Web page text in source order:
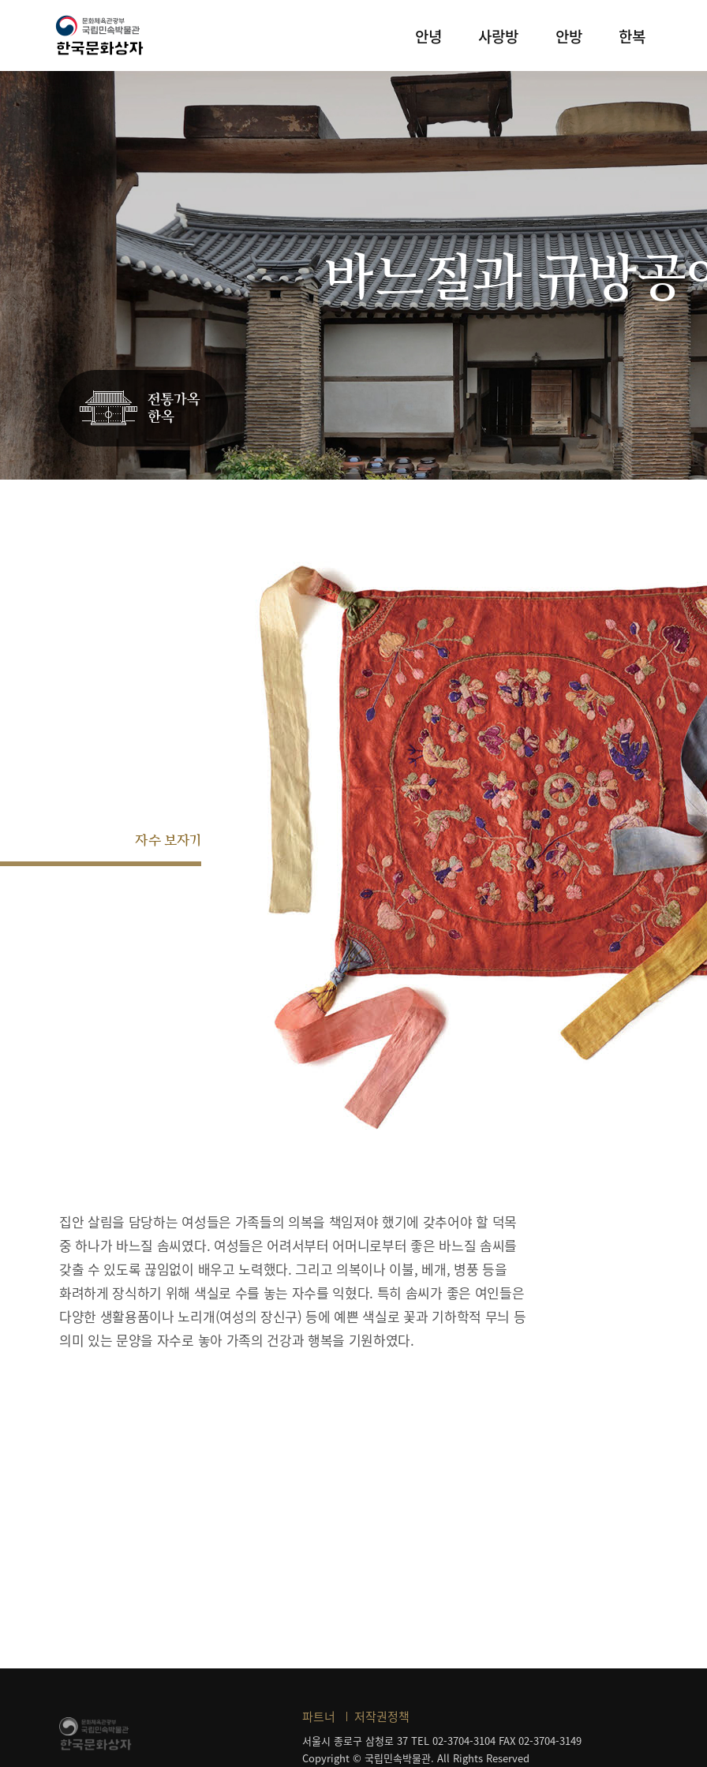
안녕 사랑방 안방 한복
바느질과 규방공
자수 보자기
집안 살림을 담당하는 여성들은 가족들의 의복을 책임져야 했기에 갖추어야 할 덕목
중 하나가 바느질 솜씨였다. 여성들은 어려서부터 어머니로부터 좋은 바느질 솜씨를
갖출 수 있도록 끊임없이 배우고 노력했다. 그리고 의복이나 이불, 베개, 병풍 등을
화려하게 장식하기 위해 색실로 수를 놓는 자수를 익혔다. 특히 솜씨가 좋은 여인들은
다양한 생활용품이나 노리개(여성의 장신구) 등에 예쁜 색실로 꽃과 기하학적 무늬 등
의미 있는 문양을 자수로 놓아 가족의 건강과 행복을 기원하였다.
파트너 저작권정책
서울시 종로구 삼청로 37 TEL 02-3704-3104 FAX 02-3704-3149
Copyright © 국립민속박물관. All Rights Reserved